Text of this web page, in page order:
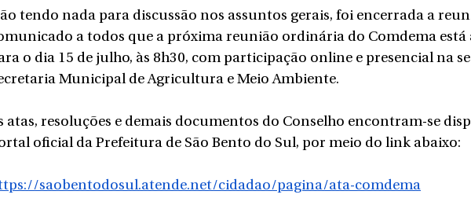
tendo nada para discussão nos assuntos gerais, foi encerrada a
a todos que a próxima reunião ordinária do Comdema está
o dia 15 de julho, às 8h30, com participação online e presencial na
Municipal de Agricultura e Meio Ambiente.
atas, resoluções e demais documentos do Conselho encontram-se
oficial da Prefeitura de São Bento do Sul, por meio do link abaixo:
saobentodosul.atende.net/cidadao/pagina/ata-comdema